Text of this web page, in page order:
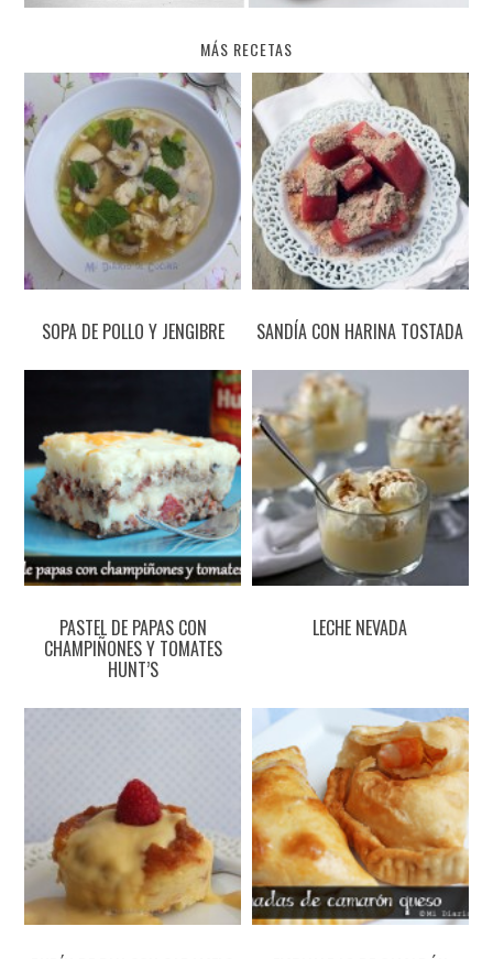
MÁS RECETAS
SOPA DE POLLO Y JENGIBRE SANDÍA CON HARINA TOSTADA
PASTEL DE PAPAS CON
CHAMPIÑONES Y TOMATES
HUNT’S
LECHE NEVADA